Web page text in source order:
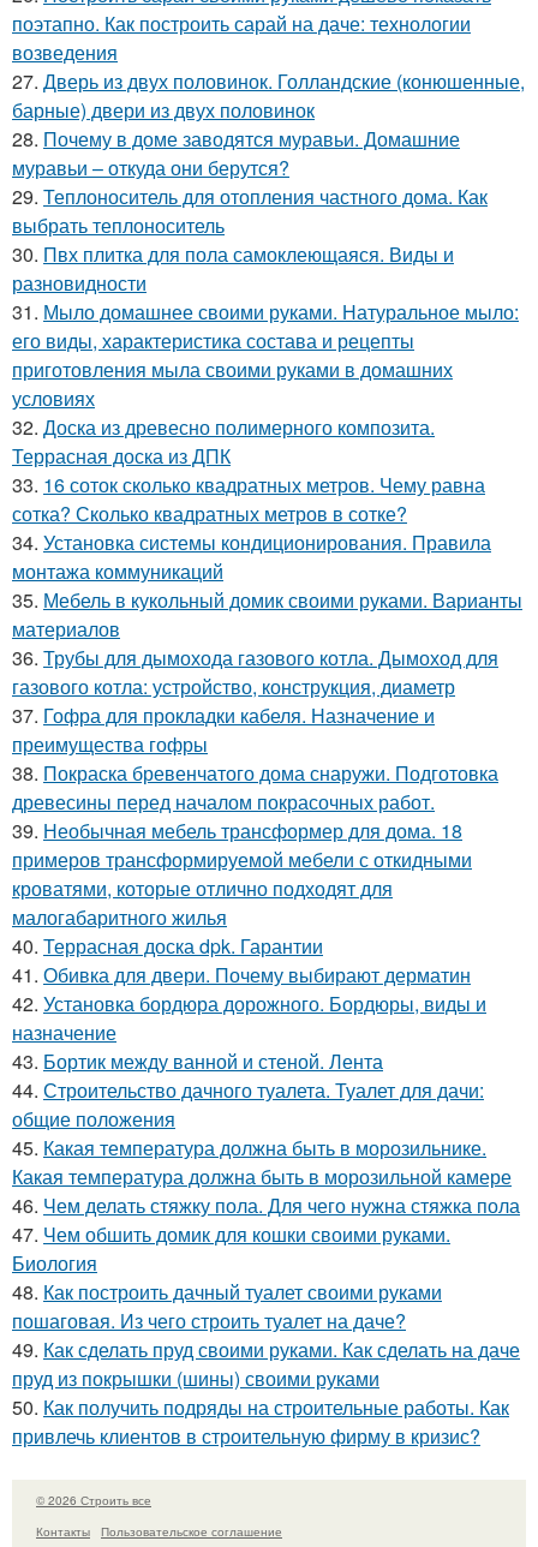
поэтапно. Как построить сарай на даче: технологии
возведения
27. Дверь из двух половинок. Голландские (конюшенные,
барные) двери из двух половинок
28. Почему в доме заводятся муравьи. Домашние
муравьи – откуда они берутся?
29. Теплоноситель для отопления частного дома. Как
выбрать теплоноситель
30. Пвх плитка для пола самоклеющаяся. Виды и
разновидности
31. Мыло домашнее своими руками. Натуральное мыло:
его виды, характеристика состава и рецепты
приготовления мыла своими руками в домашних
условиях
32. Доска из древесно полимерного композита.
Террасная доска из ДПК
33. 16 соток сколько квадратных метров. Чему равна
сотка? Сколько квадратных метров в сотке?
34. Установка системы кондиционирования. Правила
монтажа коммуникаций
35. Мебель в кукольный домик своими руками. Варианты
материалов
36. Трубы для дымохода газового котла. Дымоход для
газового котла: устройство, конструкция, диаметр
37. Гофра для прокладки кабеля. Назначение и
преимущества гофры
38. Покраска бревенчатого дома снаружи. Подготовка
древесины перед началом покрасочных работ.
39. Необычная мебель трансформер для дома. 18
примеров трансформируемой мебели с откидными
кроватями, которые отлично подходят для
малогабаритного жилья
40. Террасная доска dpk. Гарантии
41. Обивка для двери. Почему выбирают дерматин
42. Установка бордюра дорожного. Бордюры, виды и
назначение
43. Бортик между ванной и стеной. Лента
44. Строительство дачного туалета. Туалет для дачи:
общие положения
45. Какая температура должна быть в морозильнике.
Какая температура должна быть в морозильной камере
46. Чем делать стяжку пола. Для чего нужна стяжка пола
47. Чем обшить домик для кошки своими руками.
Биология
48. Как построить дачный туалет своими руками
пошаговая. Из чего строить туалет на даче?
49. Как сделать пруд своими руками. Как сделать на даче
пруд из покрышки (шины) своими руками
50. Как получить подряды на строительные работы. Как
привлечь клиентов в строительную фирму в кризис?
© 2026 Строить все
Контакты
Пользовательское соглашение